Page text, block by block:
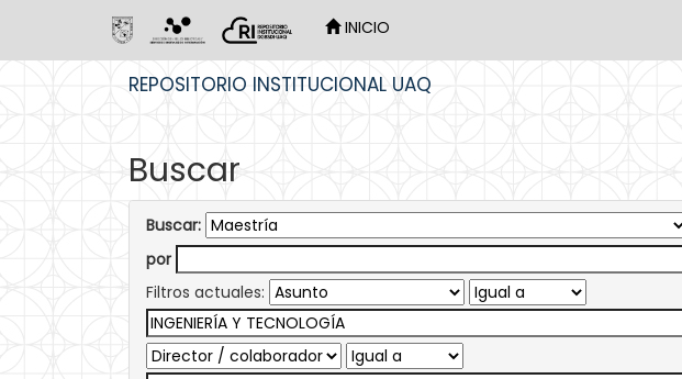
INICIO
REPOSITORIO INSTITUCIONAL UAQ
Buscar
Buscar:
por
Filtros actuales: